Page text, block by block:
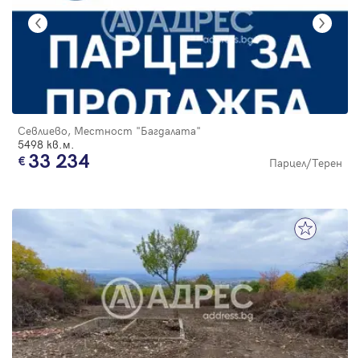
Севлиево, Местност "Багдалата"
5498 кв.м.
33 234 Парцел/Терен